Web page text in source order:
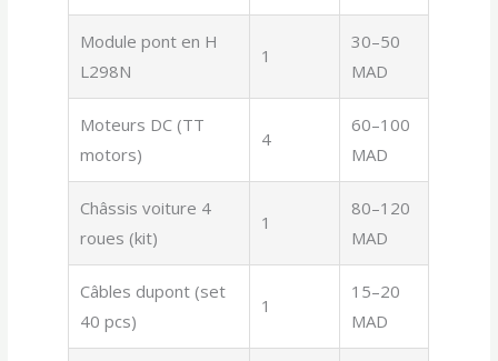
Module pont en H
L298N
1
30–50
MAD
Moteurs DC (TT
motors)
4
60–100
MAD
Châssis voiture 4
roues (kit)
1
80–120
MAD
Câbles dupont (set
40 pcs)
1
15–20
MAD